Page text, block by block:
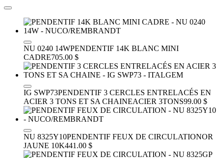
NU 0240 14WPENDENTIF 14K BLANC MINI
CADRE705.00 $
IG SWP73PENDENTIF 3 CERCLES ENTRELACÉS EN
ACIER 3 TONS ET SA CHAINEACIER 3TONS99.00 $
NU 8325Y10PENDENTIF FEUX DE CIRCULATIONOR
JAUNE 10K441.00 $